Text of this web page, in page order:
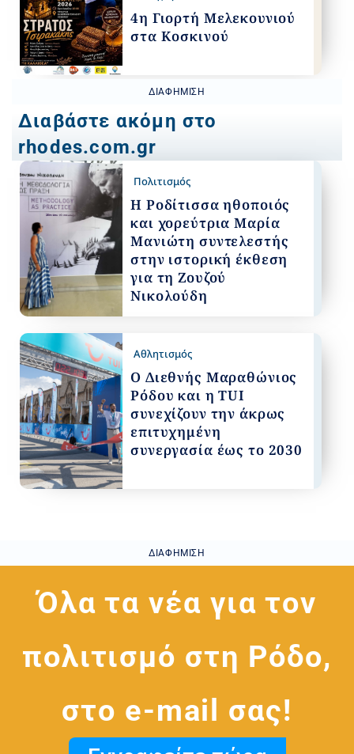
4η Γιορτή Μελεκουνιού
στα Κοσκινού
ΔΙΑΦΉΜΙΣΗ
Διαβάστε ακόμη στο
rhodes.com.gr
Πολιτισμός
Η Ροδίτισσα ηθοποιός
και χορεύτρια Μαρία
Μανιώτη συντελεστής
στην ιστορική έκθεση
για τη Ζουζού
Νικολούδη
Αθλητισμός
Ο Διεθνής Μαραθώνιος
Ρόδου και η TUI
συνεχίζουν την άκρως
επιτυχημένη
συνεργασία έως το 2030
ΔΙΑΦΉΜΙΣΗ
Όλα τα νέα για τον
πολιτισμό στη Ρόδο,
στο e-mail σας!